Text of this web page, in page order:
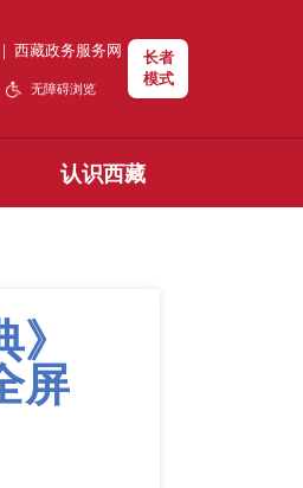
｜ 西藏政务服务网
无障碍浏览
长者
模式
认识西藏
屏